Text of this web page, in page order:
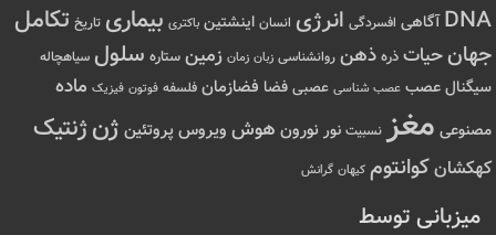
DNA آگاهی افسردگی انرژی انسان اینشتین باکتری بیماری تاریخ تکامل
جهانحیات ذره ذهن روانشناسی زبان زمان زمین ستاره سلول سیاهچاله
سیگنال عصب عصب شناسی عصبی فضا فضازمان فلسفه فوتون فیزیک ماده
مصنوعی مغز نسبیت نور نورون هوش ویروس پروتئین ژنژنتیک
کهکشانکوانتوم کیهان گرانش
میزبانی توسط